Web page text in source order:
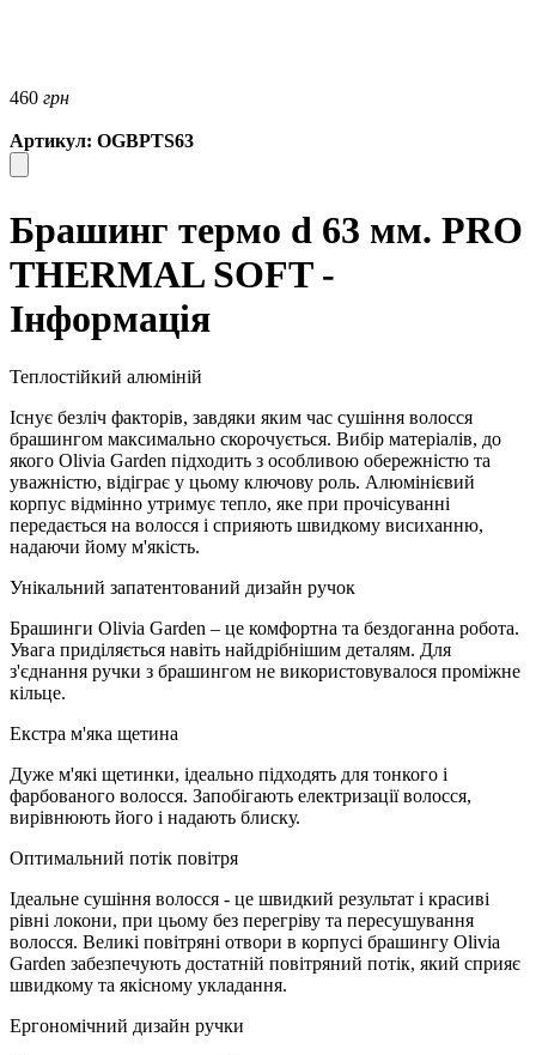
460 грн
Артикул: OGBPTS63
Брашинг термо d 63 мм. PRO
TНERMAL SOFT -
Інформація
Теплостійкий алюміній
Існує безліч факторів, завдяки яким час сушіння волосся
брашингом максимально скорочується. Вибір матеріалів, до
якого Olivia Garden підходить з особливою обережністю та
уважністю, відіграє у цьому ключову роль. Алюмінієвий
корпус відмінно утримує тепло, яке при прочісуванні
передається на волосся і сприяють швидкому висиханню,
надаючи йому м'якість.
Унікальний запатентований дизайн ручок
Брашинги Olivia Garden – це комфортна та бездоганна робота.
Увага приділяється навіть найдрібнішим деталям. Для
з'єднання ручки з брашингом не використовувалося проміжне
кільце.
Екстра м'яка щетина
Дуже м'які щетинки, ідеально підходять для тонкого і
фарбованого волосся. Запобігають електризації волосся,
вирівнюють його і надають блиску.
Оптимальний потік повітря
Ідеальне сушіння волосся - це швидкий результат і красиві
рівні локони, при цьому без перегріву та пересушування
волосся. Великі повітряні отвори в корпусі брашингу Olivia
Garden забезпечують достатній повітряний потік, який сприяє
швидкому та якісному укладання.
Ергономічний дизайн ручки